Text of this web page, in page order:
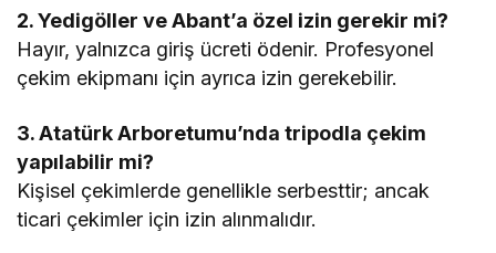
2. Yedigöller ve Abant’a özel izin gerekir mi?
Hayır, yalnızca giriş ücreti ödenir. Profesyonel
çekim ekipmanı için ayrıca izin gerekebilir.
3. Atatürk Arboretumu’nda tripodla çekim
yapılabilir mi?
Kişisel çekimlerde genellikle serbesttir; ancak
ticari çekimler için izin alınmalıdır.